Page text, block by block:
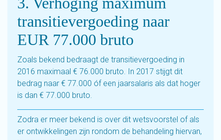
transitievergoeding naar
EUR 77.000 bruto
Zoals bekend bedraagt de transitievergoeding in
2016 maximaal € 76.000 bruto. In 2017 stijgt dit
bedrag naar € 77.000 óf een jaarsalaris als dat hoger
is dan € 77.000 bruto.
Zodra er meer bekend is over dit wetsvoorstel of als
er ontwikkelingen zijn rondom de behandeling hiervan,